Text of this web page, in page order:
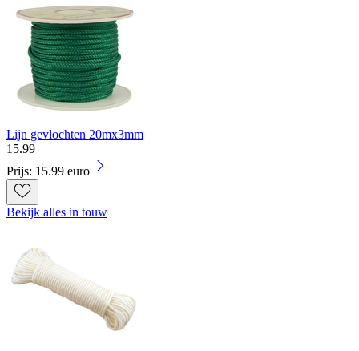
Lijn gevlochten 20mx3mm
15.99
Prijs: 15.99 euro
Bekijk alles in touw